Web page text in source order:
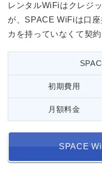
レンタルWiFiはクレジ
が、SPACE WiFiは口
カを持っていなくて契
初期費用
月額料金
SPACE